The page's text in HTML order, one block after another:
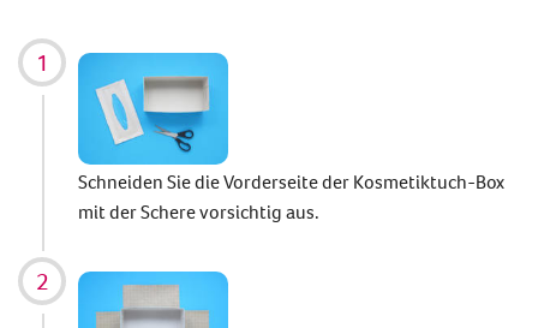
Schneiden Sie die Vorderseite der Kosmetiktuch-Box
mit der Schere vorsichtig aus.